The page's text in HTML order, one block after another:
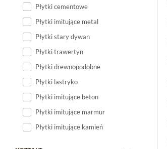
Płytki cementowe
Płytki imitujące metal
Płytki stary dywan
Płytki trawertyn
Płytki drewnopodobne
Płytki lastryko
Płytki imitujące beton
Płytki imitujące marmur
Płytki imitujące kamień